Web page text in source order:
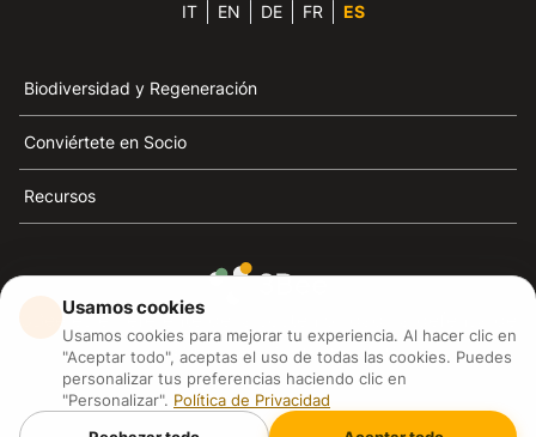
IT EN DE FR ES
Biodiversidad y Regeneración
Conviértete en Socio
Recursos
3Bee es el referente de la sostenibilidad, la defensa de
las abejas y la biodiversidad
3Bee S.R.L Via Pastrengo 14, 20159, Milano (MI)
P.IVA: IT09711590969
Usamos cookies
Usamos cookies para mejorar tu experiencia. Al hacer clic en
"Aceptar todo", aceptas el uso de todas las cookies. Puedes
personalizar tus preferencias haciendo clic en
"Personalizar". Política de Privacidad